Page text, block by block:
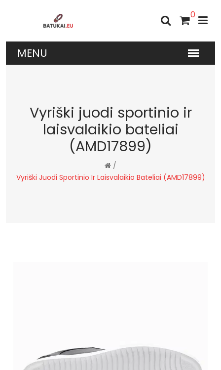
0
Vyriški juodi sportinio ir
laisvalaikio bateliai
(AMD17899)
/
Vyriški Juodi Sportinio Ir Laisvalaikio Bateliai (AMD17899)